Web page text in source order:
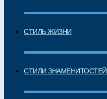
СТИЛЬ ЖИЗНИ
СТИЛИ ЗНАМЕНИТОСТЕЙ